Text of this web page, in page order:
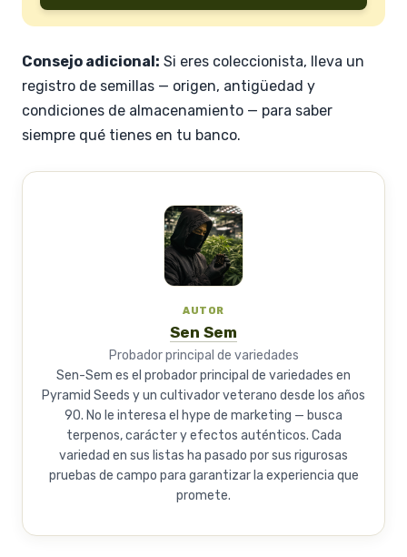
Consejo adicional: Si eres coleccionista, lleva un
registro de semillas — origen, antigüedad y
condiciones de almacenamiento — para saber
siempre qué tienes en tu banco.
AUTOR
Sen Sem
Probador principal de variedades
Sen-Sem es el probador principal de variedades en
Pyramid Seeds y un cultivador veterano desde los años
90. No le interesa el hype de marketing — busca
terpenos, carácter y efectos auténticos. Cada
variedad en sus listas ha pasado por sus rigurosas
pruebas de campo para garantizar la experiencia que
promete.